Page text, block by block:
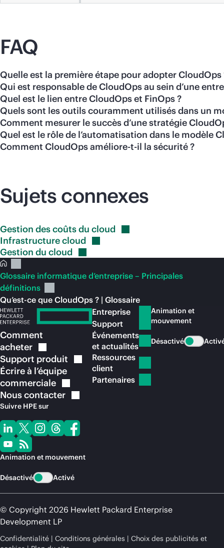
FAQ
Quelle est la première étape pour adopter CloudOps
Qui est responsable de CloudOps au sein d’une
Quel est le lien entre CloudOps et FinOps ?
Quels sont les outils couramment utilisés dans un
Comment mesurer le succès d’une stratégie
Quel est le rôle de l’automatisation dans le modèle
Comment CloudOps améliore-t-il la sécurité ?
Sujets connexes
Gestion des coûts du cloud
Infrastructurecloud
Gestion du cloud
Glossaire informatique d’entreprise – Principales
définitions
Qu’est-ce que CloudOps ? | Glossaire
Comment
acheter
Support produit
Écrire à l’équipe
commerciale
Nouscontacter
Suivre HPE sur
Animation et mouvement
Désactivé Activé
Entreprise
Support
Événements
et actualités
Ressources
client
Partenaires
Animation et
mouvement
Désactivé
© Copyright 2026 Hewlett Packard Enterprise
Development LP
Confidentialité Conditions générales
Choix des publicités et